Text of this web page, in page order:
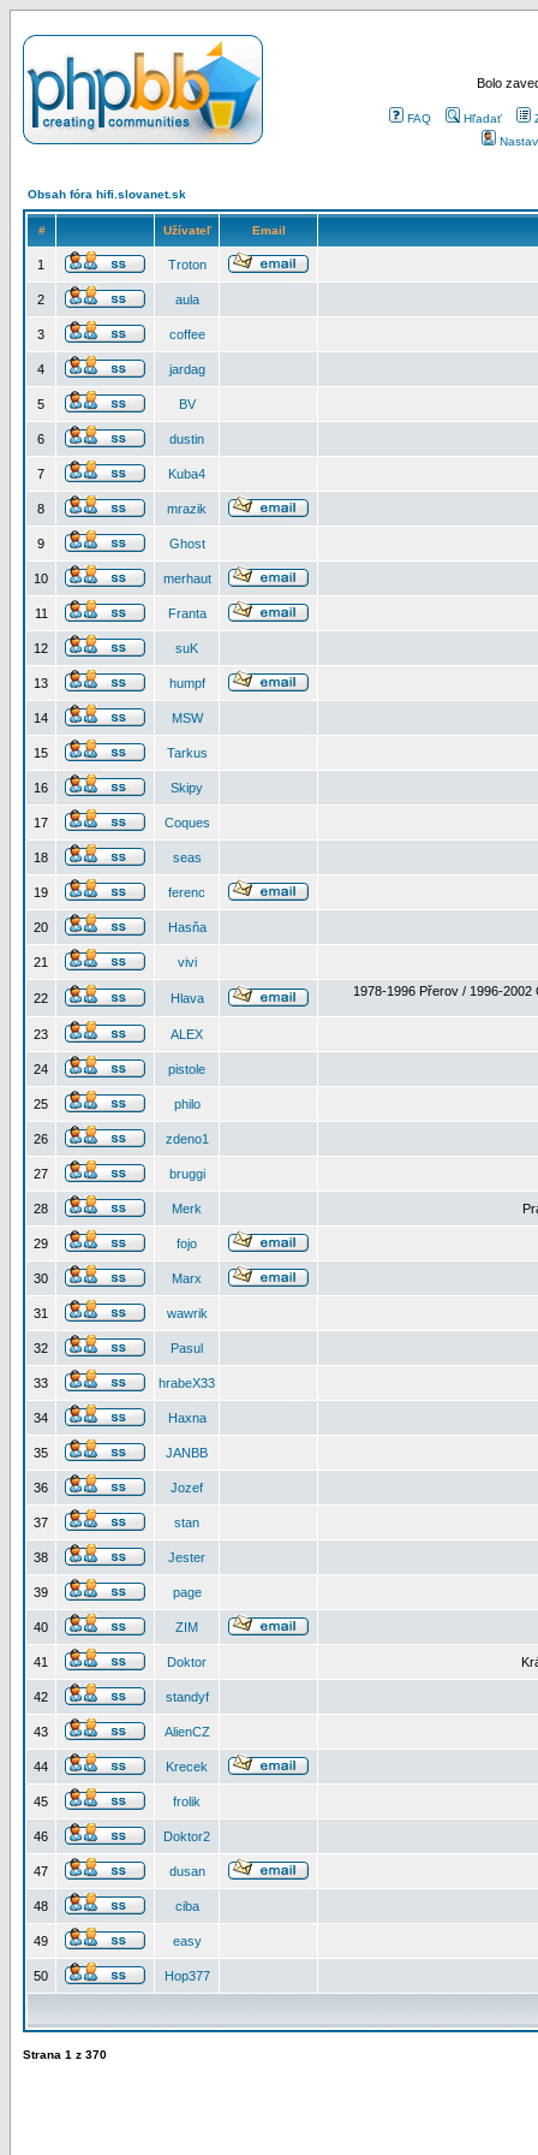
Bolo
FAQ Hľadať
Obsah fóra hifi.slovanet.sk
# Užívateľ Email
1 Troton
2 aula
3 coffee
4 jardag
5 BV
6 dustin
7 Kuba4
8 mrazik
9 Ghost
10 merhaut
11 Franta
12 suK
13 humpf
14 MSW
15 Tarkus
16 Skipy
17 Coques
18 seas
19 ferenc
20 Hasňa
21 vivi
22 Hlava 1978-1996 Přerov / 1996-2002
23 ALEX
24 pistole
25 philo
26 zdeno1
27 bruggi
28 Merk
29 fojo
30 Marx
31 wawrik
32 Pasul
33 hrabeX33
34 Haxna
35 JANBB
36 Jozef
37 stan
38 Jester
39 page
40 ZIM
41 Doktor
42 standyf
43 AlienCZ
44 Krecek
45 frolik
46 Doktor2
47 dusan
48 ciba
49 easy
50 Hop377
Strana 1 z 370